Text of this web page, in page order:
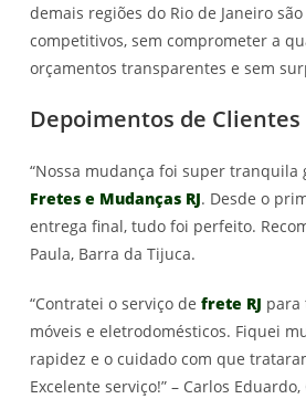
demais regiões do Rio de Janeiro
competitivos, sem comprometer a
orçamentos transparentes e sem
Depoimentos de
“Nossa mudança foi super tranquila
Fretes e Mudanças RJ. Desde o
entrega final, tudo foi perfeito.
Paula, Barra da Tijuca.
“Contratei o serviço defrete RJ para
móveis e eletrodomésticos. Fiquei
rapidez e o cuidado com que
Excelente serviço!” – Carlos